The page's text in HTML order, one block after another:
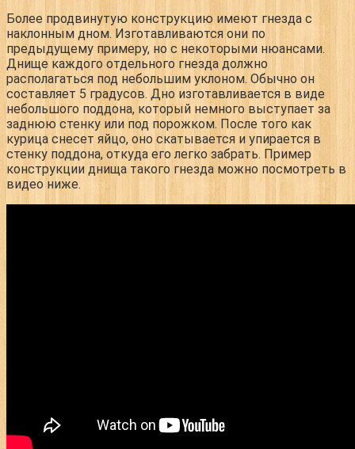
Более продвинутую конструкцию имеют гнезда с
наклонным дном. Изготавливаются они по
предыдущему примеру, но с некоторыми нюансами.
Днище каждого отдельного гнезда должно
располагаться под небольшим уклоном. Обычно он
составляет 5 градусов. Дно изготавливается в виде
небольшого поддона, который немного выступает за
заднюю стенку или под порожком. После того как
курица снесет яйцо, оно скатывается и упирается в
стенку поддона, откуда его легко забрать. Пример
конструкции днища такого гнезда можно посмотреть в
видео ниже.